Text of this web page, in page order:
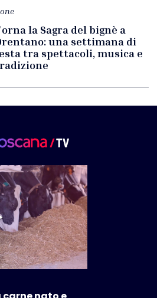
la Sagra del bignè a
una settimana di
tra spettacoli, musica e